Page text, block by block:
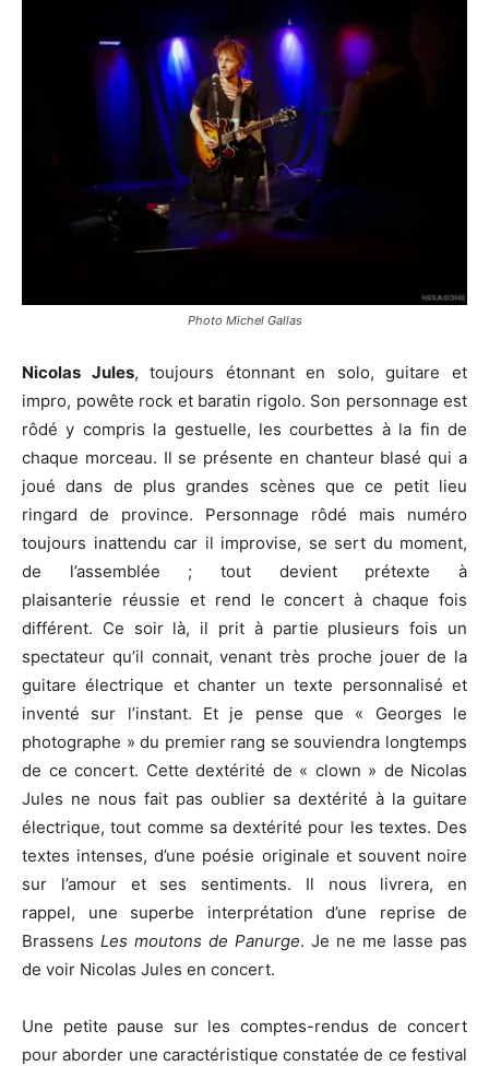
Photo Michel Gallas
Nicolas Jules, toujours étonnant en solo, guitare et
impro, powête rock et baratin rigolo. Son personnage est
rôdé y compris la gestuelle, les courbettes à la fin de
chaque morceau. Il se présente en chanteur blasé qui a
joué dans de plus grandes scènes que ce petit lieu
ringard de province. Personnage rôdé mais numéro
toujours inattendu car il improvise, se sert du moment,
de l’assemblée ; tout devient prétexte à
plaisanterie réussie et rend le concert à chaque fois
différent. Ce soir là, il prit à partie plusieurs fois un
spectateur qu’il connait, venant très proche jouer de la
guitare électrique et chanter un texte personnalisé et
inventé sur l’instant. Et je pense que « Georges le
photographe » du premier rang se souviendra longtemps
de ce concert. Cette dextérité de « clown » de Nicolas
Jules ne nous fait pas oublier sa dextérité à la guitare
électrique, tout comme sa dextérité pour les textes. Des
textes intenses, d’une poésie originale et souvent noire
sur l’amour et ses sentiments. Il nous livrera, en
rappel, une superbe interprétation d’une reprise de
Brassens Les moutons de Panurge. Je ne me lasse pas
de voir Nicolas Jules en concert.
Une petite pause sur les comptes-rendus de concert
pour aborder une caractéristique constatée de ce festival